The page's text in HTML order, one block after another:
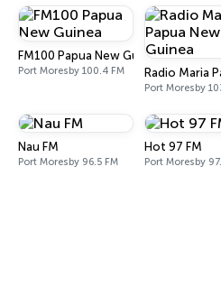
FM100 Papua New Guinea
Port Moresby 100.4 FM Radio Maria
Port Moresby
Nau FM
Port Moresby 96.5 FM
Hot 97 FM
Port Moresby